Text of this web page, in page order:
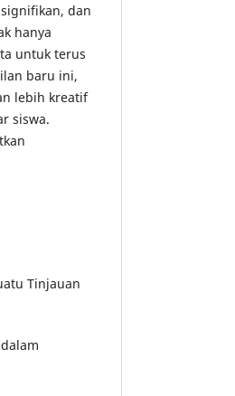
dan
hanya
untuk terus
baru ini,
lebih kreatif
siswa.
Tinjauan